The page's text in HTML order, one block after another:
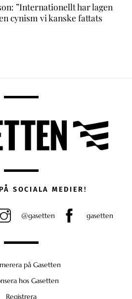
”Internationellt har lagen
cynism vi kanske fattats
SOCIALA MEDIER!
@gasetten gasetten
på Gasetten
hos Gasetten
Registrera